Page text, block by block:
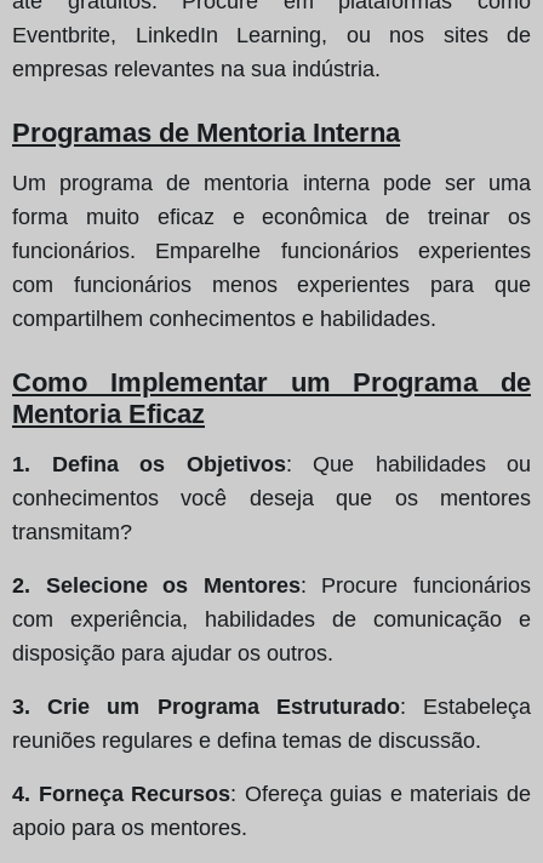
Eventbrite, LinkedIn Learning, ou nos sites de
empresas relevantes na sua indústria.
Programas de Mentoria Interna
Um programa de mentoria interna pode ser uma
forma muito eficaz e econômica de treinar os
funcionários. Emparelhe funcionários experientes
com funcionários menos experientes para que
compartilhem conhecimentos e habilidades.
Como Implementar um Programa de
Mentoria Eficaz
1. Defina os Objetivos: Que habilidades ou
conhecimentos você deseja que os mentores
transmitam?
2. Selecione os Mentores: Procure funcionários
com experiência, habilidades de comunicação e
disposição para ajudar os outros.
3. Crie um Programa Estruturado: Estabeleça
reuniões regulares e defina temas de discussão.
4. Forneça Recursos: Ofereça guias e materiais de
apoio para os mentores.